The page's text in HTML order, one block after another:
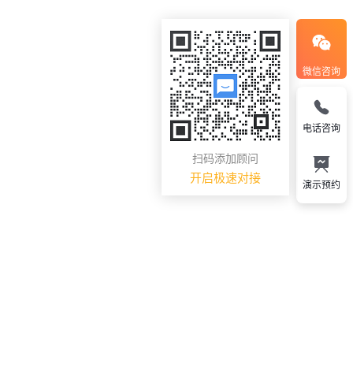
微信咨询
扫码添加顾问
开启极速对接
电话咨询
演示预约